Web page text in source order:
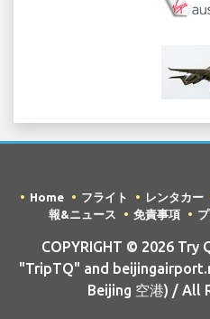
Home フライト レンタカー
報&ニュース
免責事項
COPYRIGHT © 2026 Try
"TripTQ" and
Beijing 空港) / All